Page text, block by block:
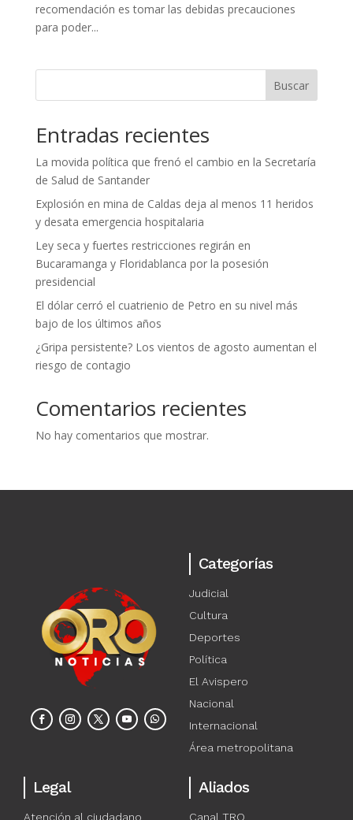
recomendación es tomar las debidas precauciones
para poder...
Buscar
Entradas recientes
La movida política que frenó el cambio en la Secretaría
de Salud de Santander
Explosión en mina de Caldas deja al menos 11 heridos
y desata emergencia hospitalaria
Ley seca y fuertes restricciones regirán en
Bucaramanga y Floridablanca por la posesión
presidencial
El dólar cerró el cuatrienio de Petro en su nivel más
bajo de los últimos años
¿Gripa persistente? Los vientos de agosto aumentan el
riesgo de contagio
Comentarios recientes
No hay comentarios que mostrar.
Categorías
Judicial
Cultura
Deportes
Política
El Avispero
Nacional
Internacional
Área metropolitana
Legal
Atención al ciudadano
Aliados
Canal TRO